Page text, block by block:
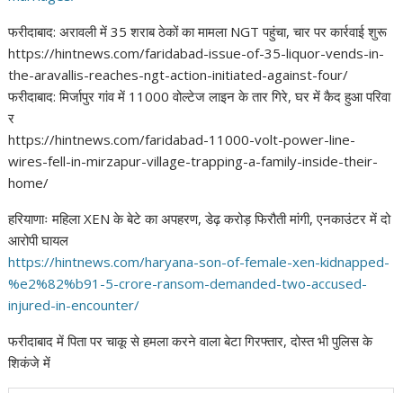
फरीदाबाद: अरावली में 35 शराब ठेकों का मामला NGT पहुंचा, चार पर कार्रवाई शुरू
https://hintnews.com/faridabad-issue-of-35-liquor-vends-in-
the-aravallis-reaches-ngt-action-initiated-against-four/
फरीदाबाद: मिर्जापुर गांव में 11000 वोल्टेज लाइन के तार गिरे, घर में कैद हुआ परिवा
र
https://hintnews.com/faridabad-11000-volt-power-line-
wires-fell-in-mirzapur-village-trapping-a-family-inside-their-
home/
हरियाणाः महिला XEN के बेटे का अपहरण, डेढ़ करोड़ फिरौती मांगी, एनकाउंटर में दो
आरोपी घायल
https://hintnews.com/haryana-son-of-female-xen-kidnapped-
%e2%82%b91-5-crore-ransom-demanded-two-accused-
injured-in-encounter/
फरीदाबाद में पिता पर चाकू से हमला करने वाला बेटा गिरफ्तार, दोस्त भी पुलिस के
शिकंजे में